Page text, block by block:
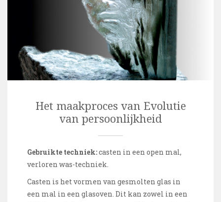
Het maakproces van Evolutie
van persoonlijkheid
Gebruikte techniek:casten in een open mal,
verloren was-techniek.
Casten is het vormen van gesmolten glas in
een mal in een glasoven. Dit kan zowel in een